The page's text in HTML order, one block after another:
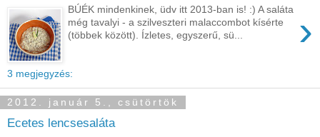
›
BÚÉK mindenkinek, üdv itt 2013-ban is! :) A saláta
még tavalyi - a szilveszteri malaccombot kísérte
(többek között). Ízletes, egyszerű, sü...
3 megjegyzés:
2012. január 5., csütörtök
Ecetes lencsesaláta